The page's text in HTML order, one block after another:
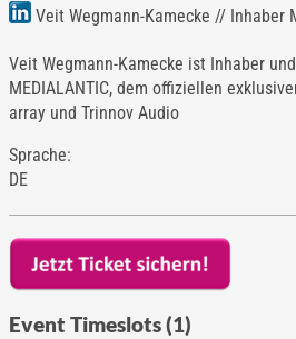
Veit Wegmann-Kamecke // Inhaber
Veit Wegmann-Kamecke ist Inhaber
MEDIALANTIC, dem offiziellen
array und Trinnov Audio
Sprache:
DE
Event Timeslots (1)